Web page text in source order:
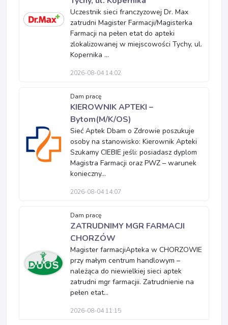
Uczestnik sieci franczyzowej Dr. Max
zatrudni Magister Farmacji/Magisterka
Farmacji na pełen etat do apteki
zlokalizowanej w miejscowości Tychy, ul.
Kopernika ...
2026-08-04 14:02
Dam pracę
KIEROWNIK APTEKI –
Bytom(M/K/OS)
Sieć Aptek Dbam o Zdrowie poszukuje
osoby na stanowisko: Kierownik Apteki
Szukamy CIEBIE jeśli: posiadasz dyplom
Magistra Farmacji oraz PWZ – warunek
konieczny...
2026-08-04 14:07
Dam pracę
ZATRUDNIMY MGR FARMACJI
CHORZÓW
Magister farmacjiApteka w CHORZOWIE
przy małym centrum handlowym –
należąca do niewielkiej sieci aptek
zatrudni mgr farmacjii. Zatrudnienie na
pełen etat...
2026-08-04 11:15